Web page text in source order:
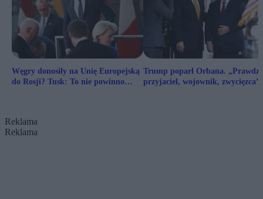
Węgry donosiły na Unię Europejską
do Rosji? Tusk: To nie powinno
Trump poparł Orbana.
przyjaciel, wojownik, zwycięzca”
Reklama
Reklama